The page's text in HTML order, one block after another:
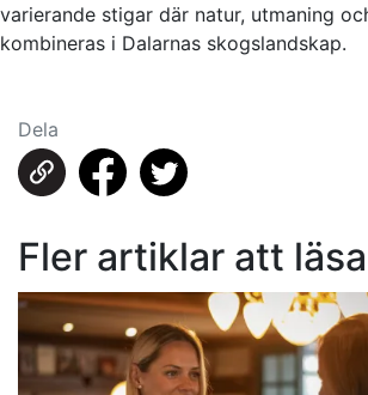
varierande stigar där natur, utmaning
kombineras i Dalarnas skogslandskap.
Dela
Fler artiklar att läsa